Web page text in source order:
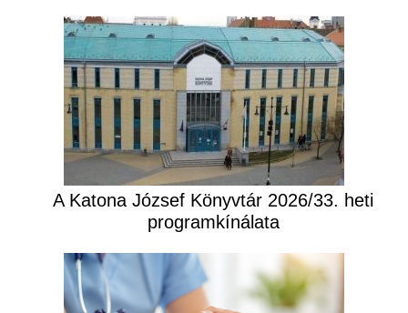
A Katona József Könyvtár 2026/33. heti
programkínálata